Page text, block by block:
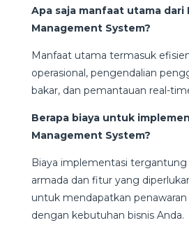
Apa saja manfaat utama dari
Management System?
Manfaat utama termasuk
operasional, pengendalian
bakar, dan pemantauan real-
Berapa biaya untuk
Management System?
Biaya implementasi tergantung
armada dan fitur yang
untuk mendapatkan penawaran
dengan kebutuhan bisnis Anda.